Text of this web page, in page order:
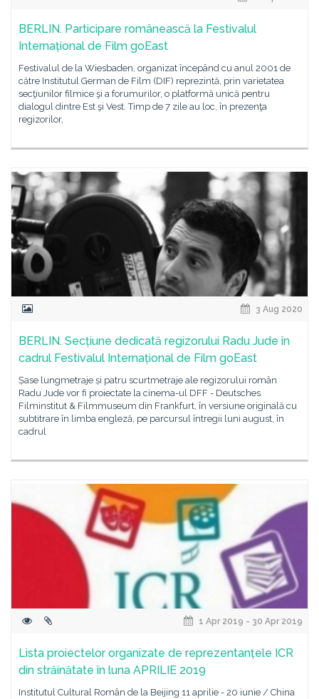
BERLIN. Participare românească la Festivalul
Internațional de Film goEast
Festivalul de la Wiesbaden, organizat începând cu anul 2001 de
către Institutul German de Film (DIF) reprezintă, prin varietatea
secţiunilor filmice şi a forumurilor, o platformă unică pentru
dialogul dintre Est şi Vest. Timp de 7 zile au loc, în prezenţa
regizorilor,
3 Aug 2020
BERLIN. Secțiune dedicată regizorului Radu Jude în
cadrul Festivalul Internațional de Film goEast
Șase lungmetraje și patru scurtmetraje ale regizorului român
Radu Jude vor fi proiectate la cinema-ul DFF - Deutsches
Filminstitut & Filmmuseum din Frankfurt, în versiune originală cu
subtitrare în limba engleză, pe parcursul întregii luni august, în
cadrul
1 Apr 2019 - 30 Apr 2019
Lista proiectelor organizate de reprezentanțele ICR
din străinătate în luna APRILIE 2019
Institutul Cultural Român de la Beijing 11 aprilie - 20 iunie / China